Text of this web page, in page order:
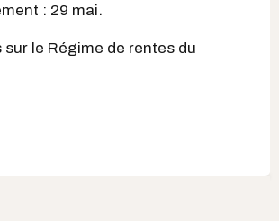
: 29 mai.
sur le Régime de rentes du